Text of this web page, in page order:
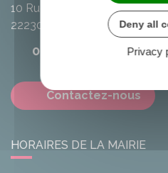
10 Rue de l'Avenir
22230
Loscouët-sur-Meu
02 96 25 20 68
Contactez-nous
HORAIRES DE LA MAIRIE
Deny all
Privacy